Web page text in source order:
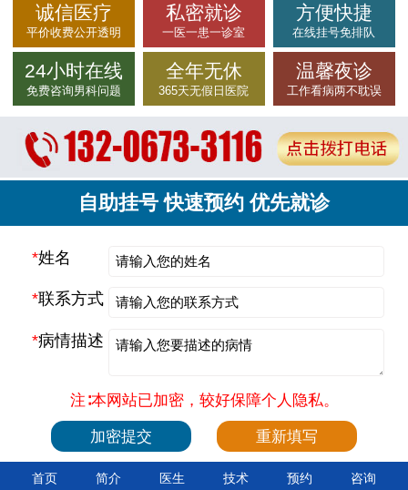
诚信医疗
平价收费公开透明
私密就诊
一医一患一诊室
方便快捷
在线挂号免排队
24小时在线
免费咨询男科问题
全年无休
365天无假日医院
温馨夜诊
工作看病两不耽误
自助挂号 快速预约 优先就诊
*姓名
*联系方式
*病情描述
注∶本网站已加密，较好保障个人隐私。
首页 简介 医生 技术 预约 咨询